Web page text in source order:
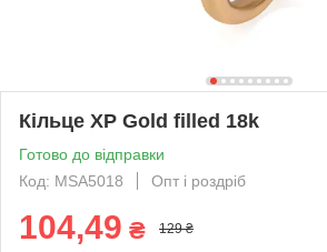
Кільце ХР Gold filled 18k
Готово до відправки
Код: MSA5018
Опт і роздріб
104,49 ₴ 129 ₴